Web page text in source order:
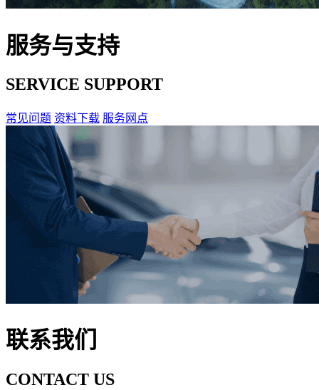
服务与支持
SERVICE SUPPORT
常见问题 资料下载 服务网点
联系我们
CONTACT US